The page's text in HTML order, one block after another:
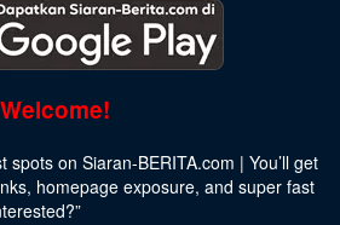
spots on Siaran-BERITA.com | You’ll get
homepage exposure, and super fast
?”